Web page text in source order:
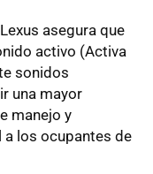
asegura que
activo (Activa
sonidos
una mayor
manejo y
a los ocupantes de